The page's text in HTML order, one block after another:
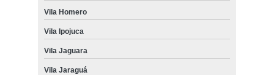
Vila Homero
Vila Ipojuca
Vila Jaguara
Vila Jaraguá